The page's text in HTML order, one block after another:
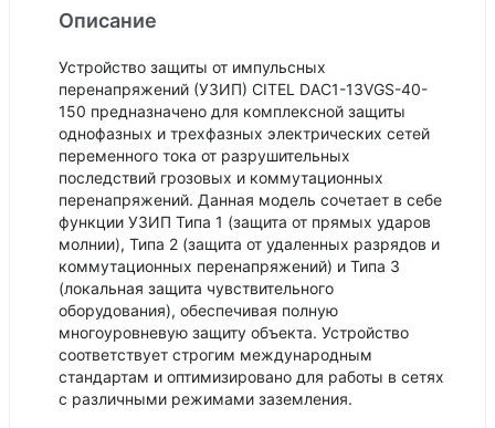
Описание
Устройство защиты от импульсных
перенапряжений (УЗИП) CITEL DAC1-13VGS-40-
150 предназначено для комплексной защиты
однофазных и трехфазных электрических сетей
переменного тока от разрушительных
последствий грозовых и коммутационных
перенапряжений. Данная модель сочетает в себе
функции УЗИП Типа 1 (защита от прямых ударов
молнии), Типа 2 (защита от удаленных разрядов и
коммутационных перенапряжений) и Типа 3
(локальная защита чувствительного
оборудования), обеспечивая полную
многоуровневую защиту объекта. Устройство
соответствует строгим международным
стандартам и оптимизировано для работы в сетях
с различными режимами заземления.